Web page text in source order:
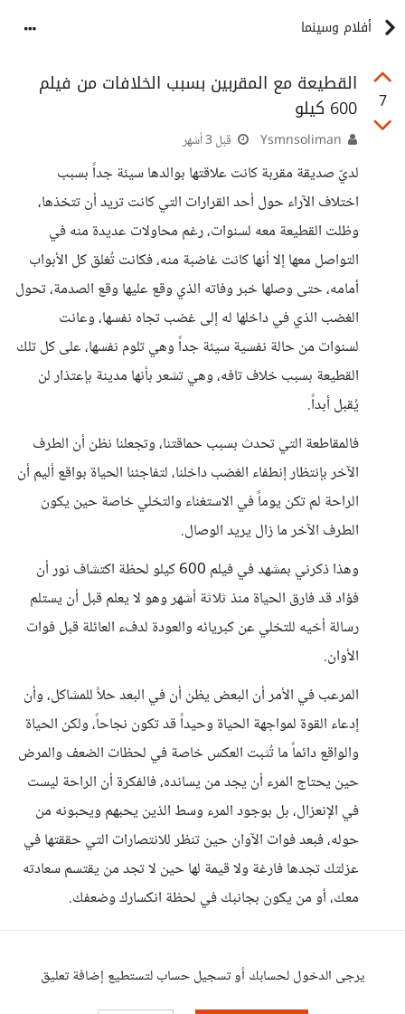
أفلام وسينما
7
القطيعة مع المقربين بسبب الخلافات من فيلم
600 كيلو
قبل 3 أشهر
لديّ صديقة مقربة كانت علاقتها بوالدها سيئة جداً بسبب
اختلاف الآراء حول أحد القرارات التي كانت تريد أن تتخذها،
وظلت القطيعة معه لسنوات، رغم محاولات عديدة منه في
التواصل معها إلا أنها كانت غاضبة منه، فكانت تُغلق كل الأبواب
أمامه، حتى وصلها خبر وفاته الذي وقع عليها وقع الصدمة، تحول
الغضب الذي في داخلها له إلى غضب تجاه نفسها، وعانت
لسنوات من حالة نفسية سيئة جداً وهي تلوم نفسها، على كل تلك
القطيعة بسبب خلاف تافه، وهي تشعر بأنها مدينة بإعتذار لن
يُقبل أبداً.
فالمقاطعة التي تحدث بسبب حماقتنا، وتجعلنا نظن أن الطرف
الآخر بإنتظار إنطفاء الغضب داخلنا، لتفاجئنا الحياة بواقع أليم أن
الراحة لم تكن يوماً في الاستغناء والتخلي خاصة حين يكون
الطرف الآخر ما زال يريد الوصال.
وهذا ذكرني بمشهد في فيلم 600 كيلو لحظة اكتشاف نور أن
فؤاد قد فارق الحياة منذ ثلاثة أشهر وهو لا يعلم قبل أن يستلم
رسالة أخيه للتخلي عن كبريائه والعودة لدفء العائلة قبل فوات
الأوان.
المرعب في الأمر أن البعض يظن أن في البعد حلاً للمشاكل، وأن
إدعاء القوة لمواجهة الحياة وحيداً قد تكون نجاحاً، ولكن الحياة
والواقع دائماً ما تُثبت العكس خاصة في لحظات الضعف والمرض
حين يحتاج المرء أن يجد من يسانده، فالفكرة أن الراحة ليست
في الإنعزال، بل بوجود المرء وسط الذين يحبهم ويحبونه من
حوله، فبعد فوات الآوان حين تنظر للانتصارات التي حققتها في
عزلتك تجدها فارغة ولا قيمة لها حين لا تجد من يقتسم سعادته
معك، أو من يكون بجانبك في لحظة انكسارك وضعفك.
يرجى الدخول لحسابك أو تسجيل حساب لتستطيع إضافة تعليق